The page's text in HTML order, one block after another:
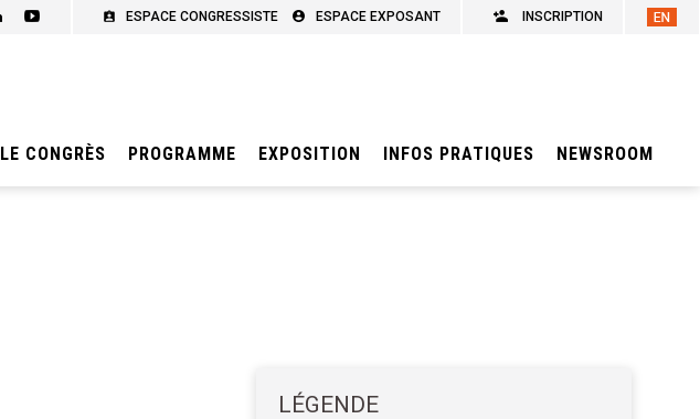
INSCRIPTION
ESPACE CONGRESSISTE ESPACE EXPOSANT
LE CONGRÈS PROGRAMME EXPOSITION INFOS PRATIQUES NEWSROOM
LÉGENDE